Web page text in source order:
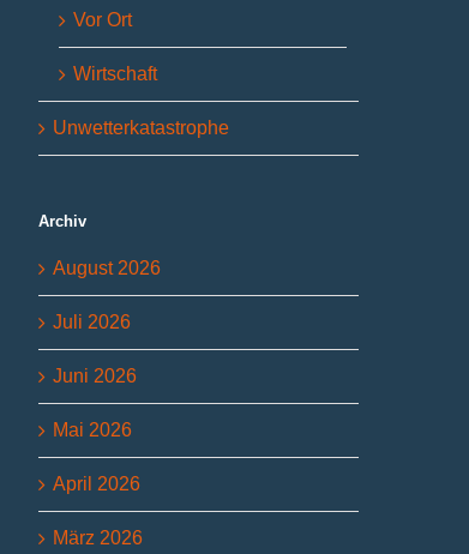
Vor Ort
Wirtschaft
Unwetterkatastrophe
Archiv
August 2026
Juli 2026
Juni 2026
Mai 2026
April 2026
März 2026